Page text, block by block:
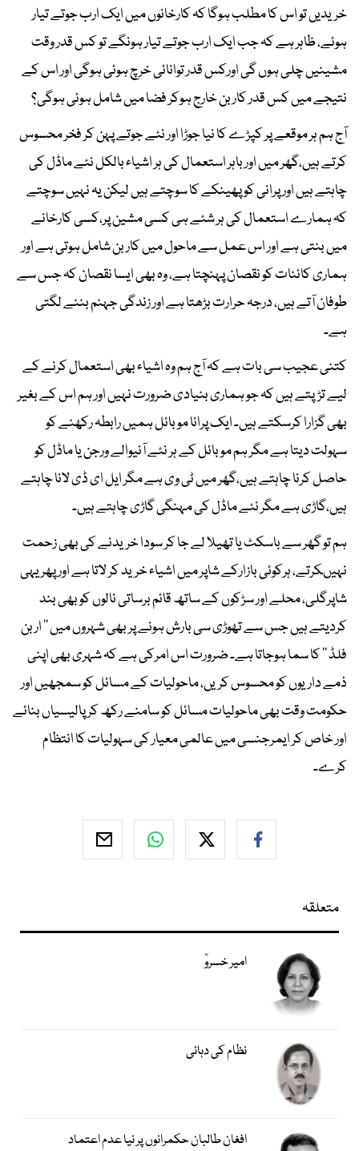
خریدیں تو اس کا مطلب ہوگا کہ کارخانوں میں ایک ارب جوتے تیار
ہوئے، ظاہر ہے کہ جب ایک ارب جوتے تیار ہونگے تو کس قدر وقت
مشینیں چلی ہوں گی اورکس قدر توانائی خرچ ہوئی ہوگی اور اس کے
نتیجے میں کس قدر کاربن خارج ہوکر فضا میں شامل ہوئی ہوگی؟
آج ہم ہر موقعے پر کپڑے کا نیا جوڑا اور نئے جوتے پہن کر فخر محسوس
کرتے ہیں،گھر میں اور باہر استعمال کی ہر اشیاء بالکل نئے ماڈل کی
چاہتے ہیں اور پرانی کو پھینکے کا سوچتے ہیں لیکن یہ نہیں سوچتے
کہ ہمارے استعمال کی ہر شئے ہی کسی مشین پر،کسی کارخانے
میں بنتی ہے اور اس عمل سے ماحول میں کاربن شامل ہوتی ہے اور
ہماری کائنات کو نقصان پہنچتا ہے، وہ بھی ایسا نقصان کہ جس سے
طوفان آتے ہیں، درجہ حرارت بڑھتا ہے اور زندگی جہنم بننے لگتی
ہے۔
کتنی عجیب سی بات ہے کہ آج ہم وہ اشیاء بھی استعمال کرنے کے
لیے تڑپتے ہیں کہ جو ہماری بنیادی ضرورت نہیں اور ہم اس کے بغیر
بھی گزارا کرسکتے ہیں۔ ایک پرانا موبائل ہمیں رابطہ رکھنے کو
سہولت دیتا ہے مگر ہم موبائل کے ہر نئے آنیوالے ورجن یا ماڈل کو
حاصل کرنا چاہتے ہیں،گھر میں ٹی وی ہے مگر ایل ای ڈی لانا چاہتے
ہیں،گاڑی ہے مگر نئے ماڈل کی مہنگی گاڑی چاہتے ہیں۔
ہم تو گھر سے باسکٹ یا تھیلا لے جا کر سودا خریدنے کی بھی زحمت
نہیںکرتے، ہرکوئی بازارکے شاپر میں اشیاء خرید کر لاتا ہے اور پھر یہی
شاپرگلی، محلے اور سڑکوں کے ساتھ قائم برساتی نالوں کو بھی بند
کردیتے ہیں جس سے تھوڑی سی بارش ہونے پر بھی شہروں میں ’’ اربن
فلڈ ‘‘ کا سما ہوجاتا ہے۔ ضرورت اس امرکی ہے کہ شہری بھی اپنی
ذمے داریوں کو محسوس کریں، ماحولیات کے مسائل کو سمجھیں اور
حکومت وقت بھی ماحولیات مسائل کو سامنے رکھ کر پالیسیاں بنائے
اور خاص کر ایمرجنسی میں عالمی معیار کی سہولیات کا انتظام
کرے۔
متعلقہ
امیر خسروؒ
نظام کی دہائی
افغان طالبان حکمرانوں پر نیا عدم اعتماد